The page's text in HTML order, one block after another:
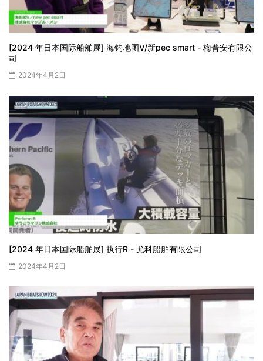
[2024 年日本国际船舶展] 海钓地图V/新pec smart - 梅普安有限公
司
2024年4月2日
[2024 年日本国际船舶展] 执行R - 尤科船舶有限公司
2024年4月2日